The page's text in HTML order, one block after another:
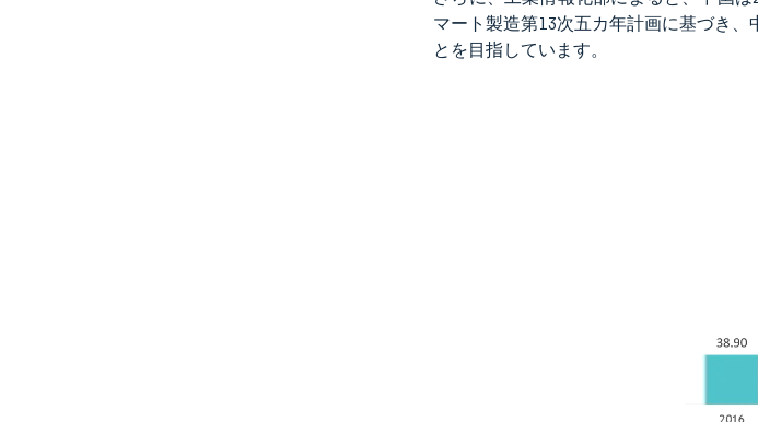
マート製造第13次五カ年計画に基づき
とを目指しています。